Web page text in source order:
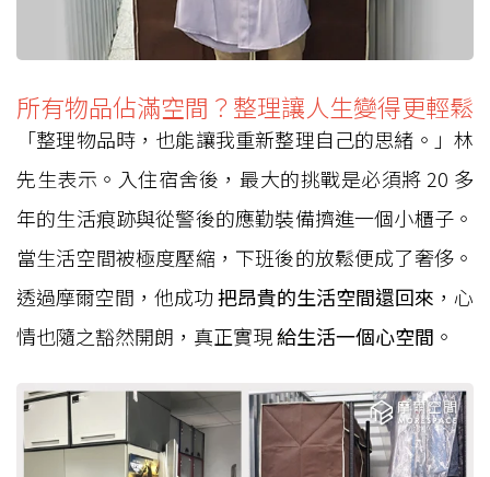
所有物品佔滿空間？整理讓人生變得更輕鬆
「整理物品時，也能讓我重新整理自己的思緒。」林
先生表示。入住宿舍後，最大的挑戰是必須將 20 多
年的生活痕跡與從警後的應勤裝備擠進一個小櫃子。
當生活空間被極度壓縮，下班後的放鬆便成了奢侈。
透過摩爾空間，他成功把昂貴的生活空間還回來 ，心
情也隨之豁然開朗，真正實現給生活一個心空間 。